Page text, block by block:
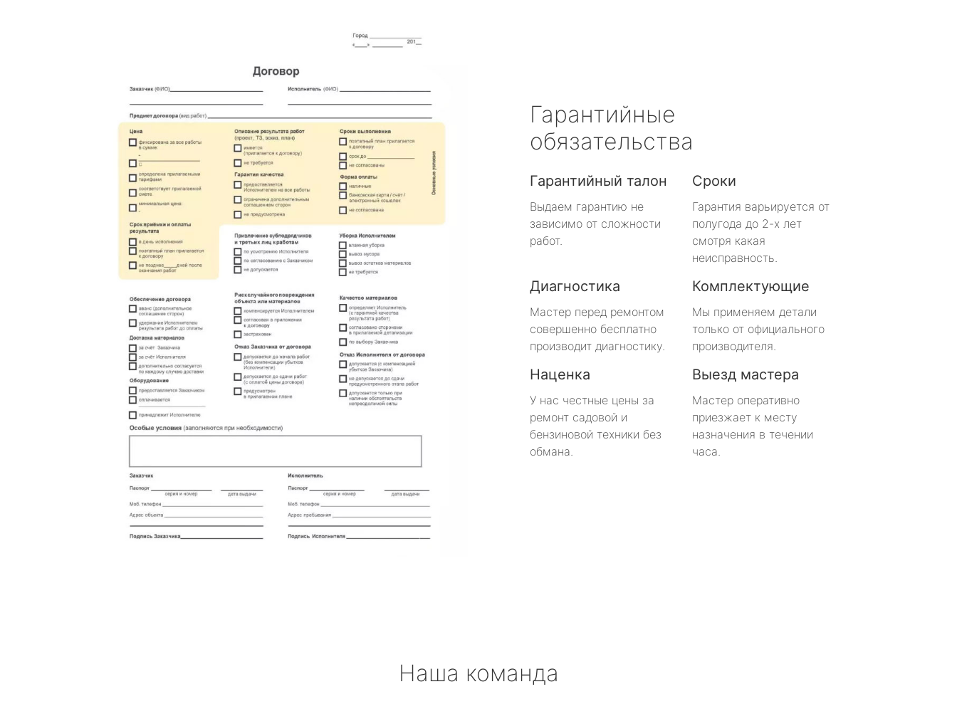
Гарантийные
обязательства
Гарантийный талон
Выдаем гарантию не
зависимо от сложности
работ.
Сроки
Гарантия варьируется от
полугода до 2-х лет
смотря какая
неисправность.
Диагностика
Мастер перед ремонтом
совершенно бесплатно
производит диагностику.
Комплектующие
Мы применяем детали
только от официального
производителя.
Наценка
У нас честные цены за
ремонт садовой и
бензиновой техники без
обмана.
Выезд мастера
Мастер оперативно
приезжает к месту
назначения в течении
часа.
Наша команда